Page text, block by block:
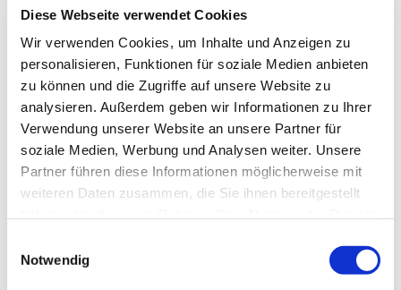
Diese Webseite verwendet Cookies
Wir verwenden Cookies, um Inhalte und Anzeigen zu
personalisieren, Funktionen für soziale Medien anbieten
zu können und die Zugriffe auf unsere Website zu
analysieren. Außerdem geben wir Informationen zu Ihrer
Verwendung unserer Website an unsere Partner für
soziale Medien, Werbung und Analysen weiter. Unsere
Partner führen diese Informationen möglicherweise mit
weiteren Daten zusammen, die Sie ihnen bereitgestellt
Notwendig
Dies könnte Sie auch
interessieren